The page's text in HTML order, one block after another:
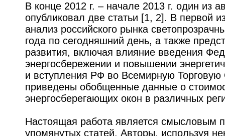
В конце 2012 г. – начале 2013 г. один из
опубликовал две статьи [1, 2]. В первой
анализ российского рынка
года по сегодняшний день, а также
развития, включая влияние введения
энергосбережении и повышении
и вступления РФ во Всемирную
приведены обобщенные данные о
энергосберегающих окон в различных
Настоящая работа является смысловым
упомянутых статей. Авторы, используя